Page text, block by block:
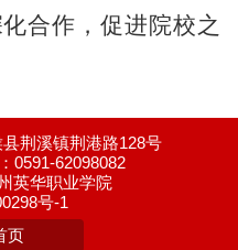
合作，促进院校之
荆溪镇荆港路128号
0591-62098082
英华职业学院
号-1
页